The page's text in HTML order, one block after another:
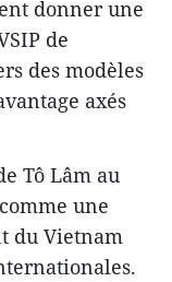
donner une
de
des modèles
axés
Tô Lâm au
une
du Vietnam